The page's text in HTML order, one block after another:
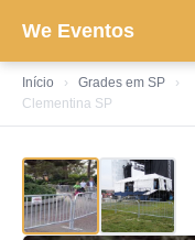
We Eventos
Início › Grades em SP ›
Clementina SP